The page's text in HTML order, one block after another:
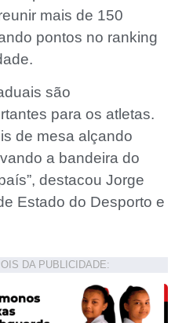
mais de 150
pontos no ranking
são
para os atletas.
de mesa alçando
a bandeira do
destacou Jorge
Estado do Desporto e
DA PUBLICIDADE: